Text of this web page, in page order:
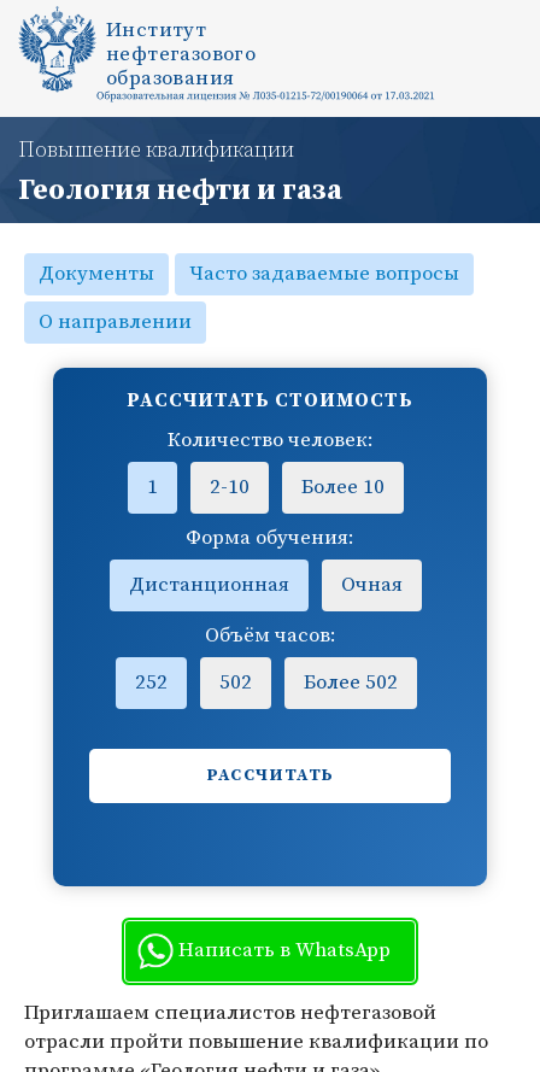
Институт
нефтегазового
образования
Повышение квалификации
Геология нефти и газа
Документы
Часто задаваемые вопросы
О направлении
РАССЧИТАТЬ СТОИМОСТЬ
Количество человек:
1
2-10
Более 10
Форма обучения:
Дистанционная
Очная
Объём часов:
252
502 Более 502
РАССЧИТАТЬ
Написать в WhatsApp
Приглашаем специалистов нефтегазовой
отрасли пройти повышение квалификации по